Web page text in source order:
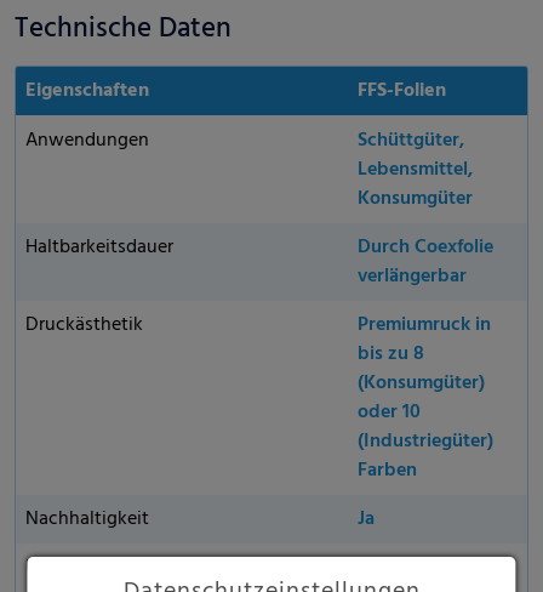
Technische Daten
Eigenschaften
FFS-Folien
Anwendungen
Schüttgüter,
Lebensmittel,
Konsumgüter
Haltbarkeitsdauer
Durch Coexfolie
verlängerbar
Druckästhetik
Premiumruck in
bis zu 8
(Konsumgüter)
oder 10
(Industriegüter)
Farben
Nachhaltigkeit
Ja
Umweltfreundliches Material
Ja